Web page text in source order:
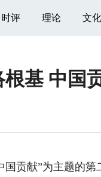
时评 理论 文化
根基 中国
贡献”为主题的第